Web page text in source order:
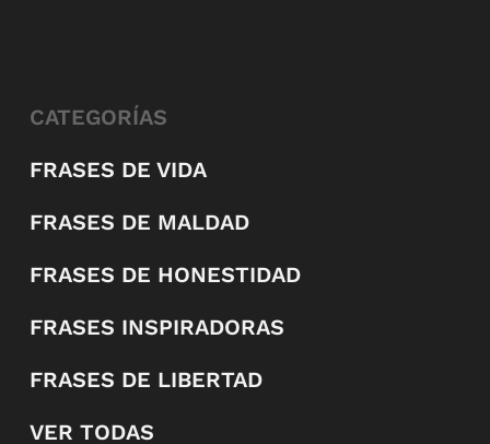
CATEGORÍAS
FRASES DE VIDA
FRASES DE MALDAD
FRASES DE HONESTIDAD
FRASES INSPIRADORAS
FRASES DE LIBERTAD
VER TODAS